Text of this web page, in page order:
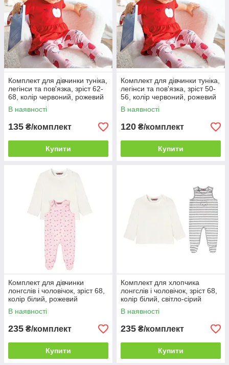
Комплект для дівчинки туніка,
легінси та пов'язка, зріст 62-
68, колір червоний, рожевий
В наявності
135 ₴/комплект
Купити
Комплект для дівчинки туніка,
легінси та пов'язка, зріст 50-
56, колір червоний, рожевий
В наявності
120 ₴/комплект
Купити
Комплект для дівчинки
лонгслів і чоловічок, зріст 68,
колір білий, рожевий
В наявності
235 ₴/комплект
Купити
Комплект для хлопчика
лонгслів і чоловічок, зріст 68,
колір білий, світло-сірий
В наявності
235 ₴/комплект
Купити